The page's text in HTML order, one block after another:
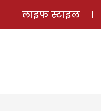
लाइफ स्टाइल